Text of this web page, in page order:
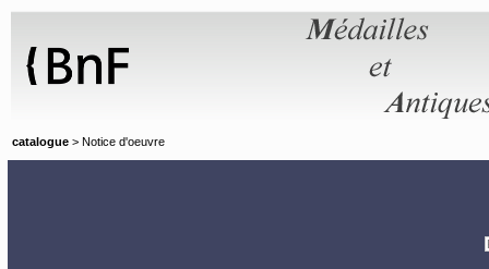
catalogue > Notice d'oeuvre